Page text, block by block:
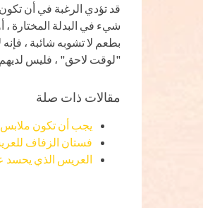
قد تؤدي الرغبة في أن
شيء في البدلة المختارة ،
بطعم لا تشوبه شائبة ،
"لوقت لاحق" ، فليس
مقالات ذات صلة
يجب أن تكون ملابس
فستان الزفاف
العريس الذي يحسد